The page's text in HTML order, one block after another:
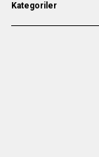
Kategoriler